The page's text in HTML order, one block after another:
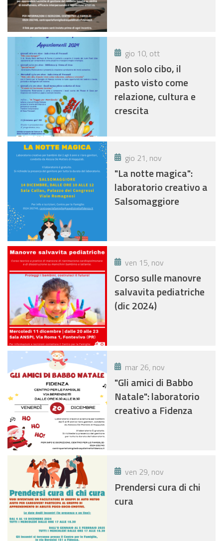
gio 10, ott
Non solo cibo, il
pasto visto come
relazione, cultura e
crescita
gio 21, nov
"La notte magica":
laboratorio creativo a
Salsomaggiore
ven 15, nov
Corso sulle manovre
salvavita pediatriche
(dic 2024)
mar 26, nov
"Gli amici di Babbo
Natale": laboratorio
creativo a Fidenza
ven 29, nov
Prendersi cura di chi
cura